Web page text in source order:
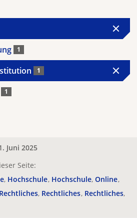
1
1
1
Juni 2025
Seite:
Hochschule Hochschule Online
Rechtliches Rechtliches Rechtliches